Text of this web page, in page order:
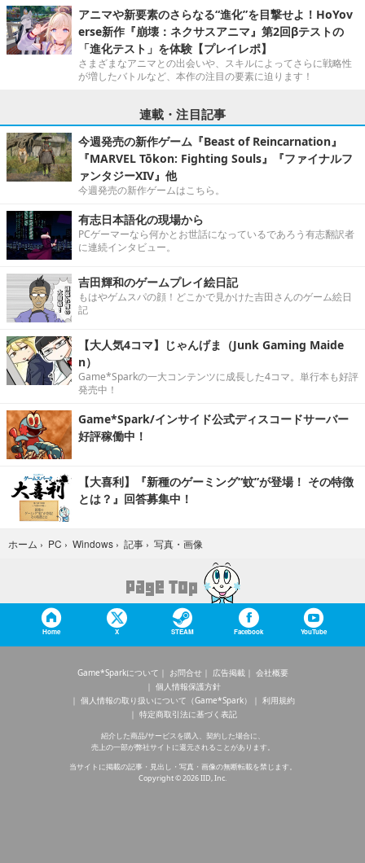
アニマや新要素のさらなる“進化”を目撃せよ！HoYov
erse新作『崩壊：ネクサスアニマ』第2回βテストの
「進化テスト」を体験【プレイレポ】
さまざまなアニマとの出会いや、スキルによってさらに戦略性
が増したバトルなど、本作の注目の要素に迫ります！
連載・注目記事
今週発売の新作ゲーム『Beast of Reincarnation』
『MARVEL Tōkon: Fighting Souls』『ファイナルフ
ァンタジーXIV』他
今週発売の新作ゲームはこちら。
有志日本語化の現場から
PCゲーマーなら何かとお世話になっているであろう有志翻訳者
に連続インタビュー。
吉田輝和のゲームプレイ絵日記
もはやゲムスパの顔！どこかで見かけた吉田さんのゲーム絵日
記
【大人気4コマ】じゃんげま（Junk Gaming Maide
n）
Game*Sparkの一大コンテンツに成長した4コマ。単行本も好評
発売中！
Game*Spark/インサイド公式ディスコードサーバー
好評稼働中！
【大喜利】『新種のゲーミング“蚊”が登場！ その特徴
とは？』回答募集中！
ホーム › PC › Windows › 記事 › 写真・画像
Home X STEAM Facebook YouTube
Game*Sparkについて お問合せ 広告掲載
会社概要
個人情報保護方針
個人情報の取り扱いについて（Game*Spark）
利用規約
特定商取引法に基づく表記
紹介した商品/サービスを購入、契約した場合に、
売上の一部が弊社サイトに還元されることがあります。
当サイトに掲載の記事・見出し・写真・画像の無断転載を禁じます。
Copyright © 2026 IID, Inc.